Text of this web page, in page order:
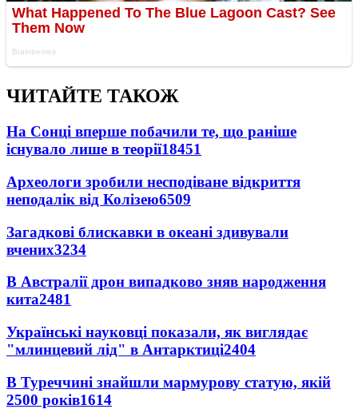
ЧИТАЙТЕ ТАКОЖ
На Сонці вперше побачили те, що раніше
існувало лише в теорії18451
Археологи зробили несподіване відкриття
неподалік від Колізею6509
Загадкові блискавки в океані здивували
вчених3234
В Австралії дрон випадково зняв народження
кита2481
Українські науковці показали, як виглядає
"млинцевий лід" в Антарктиці2404
В Туреччині знайшли мармурову статую, якій
2500 років1614